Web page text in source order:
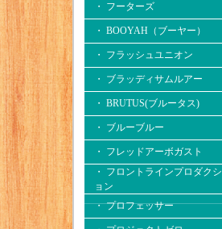
・ フーターズ
・ BOOYAH（ブーヤー）
・ フラッシュユニオン
・ ブラッディサムルアー
・ BRUTUS(ブルータス)
・ ブルーブルー
・ フレッドアーボガスト
・ フロントラインプロダクシ
ョン
・ プロフェッサー